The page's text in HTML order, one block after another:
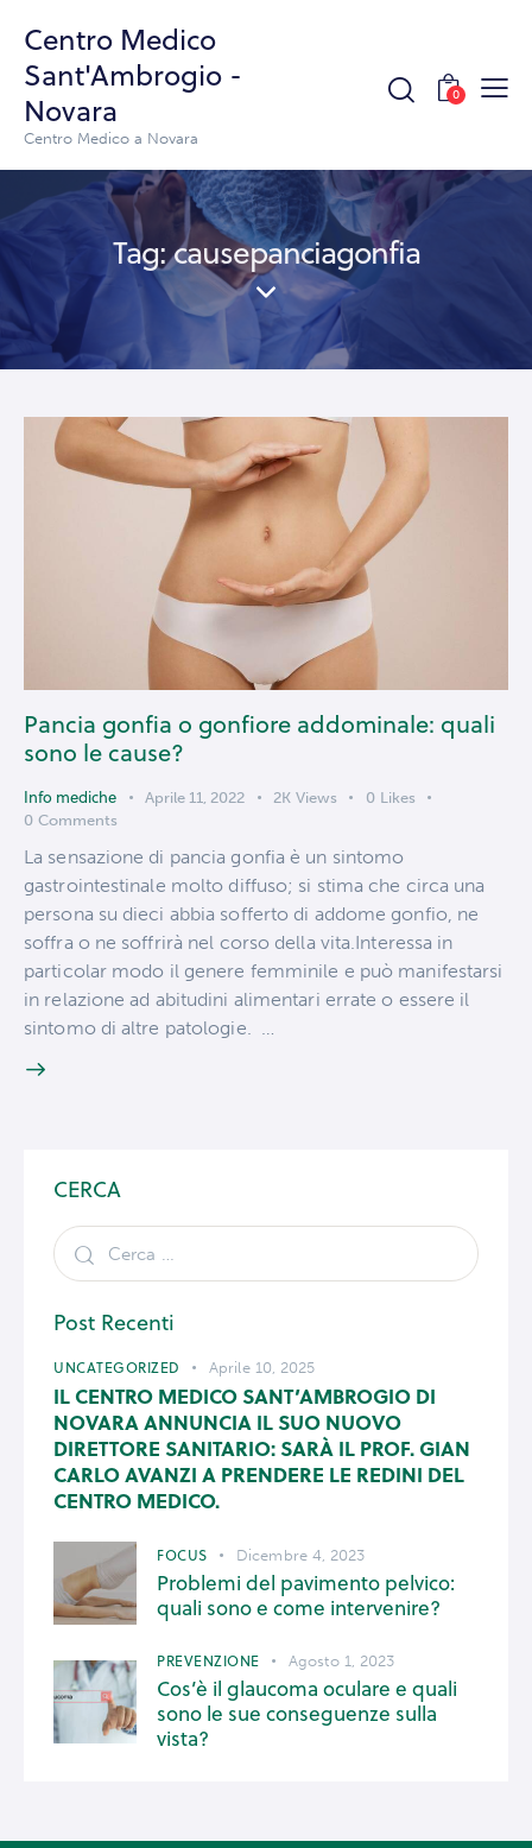
Centro Medico
Sant'Ambrogio -
Novara
Centro Medico a Novara
0
Tag: causepanciagonfia
Pancia gonfia o gonfiore addominale: quali
sono le cause?
Info mediche Aprile 11, 2022 2K Views 0 Likes
0 Comments
La sensazione di pancia gonfia è un sintomo
gastrointestinale molto diffuso; si stima che circa una
persona su dieci abbia sofferto di addome gonfio, ne
soffra o ne soffrirà nel corso della vita.Interessa in
particolar modo il genere femminile e può manifestarsi
in relazione ad abitudini alimentari errate o essere il
sintomo di altre patologie. …
CERCA
Post Recenti
UNCATEGORIZED Aprile 10, 2025
IL CENTRO MEDICO SANT’AMBROGIO DI
NOVARA ANNUNCIA IL SUO NUOVO
DIRETTORE SANITARIO: SARÀ IL PROF. GIAN
CARLO AVANZI A PRENDERE LE REDINI DEL
CENTRO MEDICO.
FOCUS Dicembre 4, 2023
Problemi del pavimento pelvico:
quali sono e come intervenire?
PREVENZIONE Agosto 1, 2023
Cos’è il glaucoma oculare e quali
sono le sue conseguenze sulla
vista?